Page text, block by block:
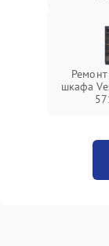
шкафа